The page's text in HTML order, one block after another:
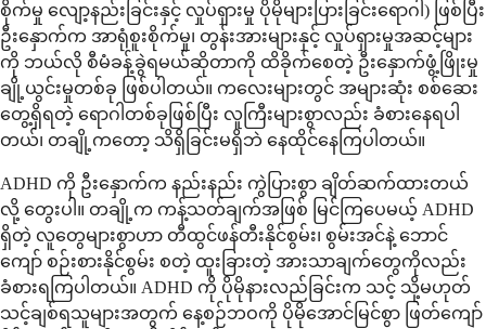
စိုက်မှု လျော့နည်းခြင်းနှင့် လှုပ်ရှားမှု ပိုမိုများပြားခြင်းရောဂါ) ဖြစ်ပြီး
ဦးနှောက်က အာရုံစူးစိုက်မှု၊ တွန်းအားများနှင့် လှုပ်ရှားမှုအဆင့်များ
ကို ဘယ်လို စီမံခန့်ခွဲရမယ်ဆိုတာကို ထိခိုက်စေတဲ့ ဦးနှောက်ဖွံ့ဖြိုးမှု
ချို့ယွင်းမှုတစ်ခု ဖြစ်ပါတယ်။ ကလေးများတွင် အများဆုံး စစ်ဆေး
တွေ့ရှိရတဲ့ ရောဂါတစ်ခုဖြစ်ပြီး လူကြီးများစွာလည်း ခံစားနေရပါ
တယ်၊ တချို့ကတော့ သိရှိခြင်းမရှိဘဲ နေထိုင်နေကြပါတယ်။
ADHD ကို ဦးနှောက်က နည်းနည်း ကွဲပြားစွာ ချိတ်ဆက်ထားတယ်
လို့ တွေးပါ။ တချို့က ကန့်သတ်ချက်အဖြစ် မြင်ကြပေမယ့် ADHD
ရှိတဲ့ လူတွေများစွာဟာ တီထွင်ဖန်တီးနိုင်စွမ်း၊ စွမ်းအင်နဲ့ ဘောင်
ကျော် စဉ်းစားနိုင်စွမ်း စတဲ့ ထူးခြားတဲ့ အားသာချက်တွေကိုလည်း
ခံစားရကြပါတယ်။ ADHD ကို ပိုမိုနားလည်ခြင်းက သင့် သို့မဟုတ်
သင့်ချစ်ရသူများအတွက် နေ့စဉ်ဘဝကို ပိုမိုအောင်မြင်စွာ ဖြတ်ကျော်